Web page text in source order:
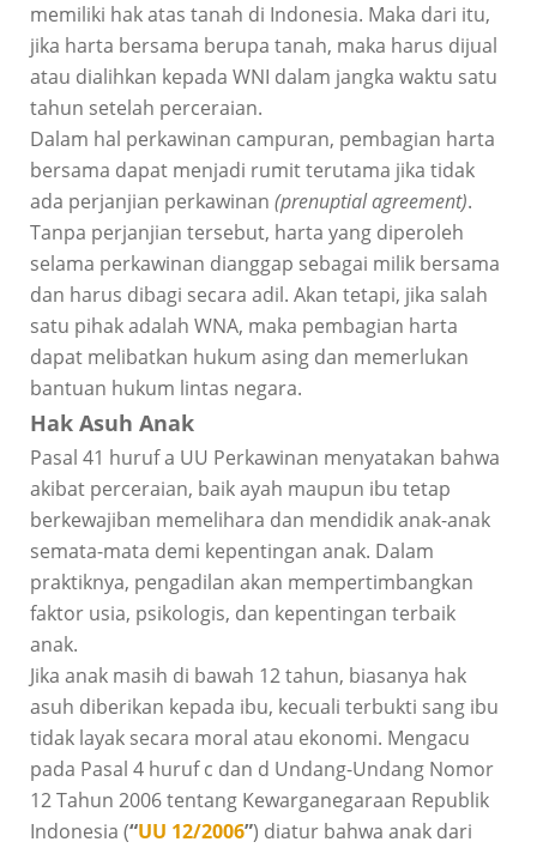
memiliki hak atas tanah di Indonesia. Maka dari itu,
jika harta bersama berupa tanah, maka harus dijual
atau dialihkan kepada WNI dalam jangka waktu satu
tahun setelah perceraian.
Dalam hal perkawinan campuran, pembagian harta
bersama dapat menjadi rumit terutama jika tidak
ada perjanjian perkawinan (prenuptial agreement).
Tanpa perjanjian tersebut, harta yang diperoleh
selama perkawinan dianggap sebagai milik bersama
dan harus dibagi secara adil. Akan tetapi, jika salah
satu pihak adalah WNA, maka pembagian harta
dapat melibatkan hukum asing dan memerlukan
bantuan hukum lintas negara.
Hak Asuh Anak
Pasal 41 huruf a UU Perkawinan menyatakan bahwa
akibat perceraian, baik ayah maupun ibu tetap
berkewajiban memelihara dan mendidik anak-anak
semata-mata demi kepentingan anak. Dalam
praktiknya, pengadilan akan mempertimbangkan
faktor usia, psikologis, dan kepentingan terbaik
anak.
Jika anak masih di bawah 12 tahun, biasanya hak
asuh diberikan kepada ibu, kecuali terbukti sang ibu
tidak layak secara moral atau ekonomi. Mengacu
pada Pasal 4 huruf c dan d Undang-Undang Nomor
12 Tahun 2006 tentang Kewarganegaraan Republik
Indonesia (“UU 12/2006”) diatur bahwa anak dari